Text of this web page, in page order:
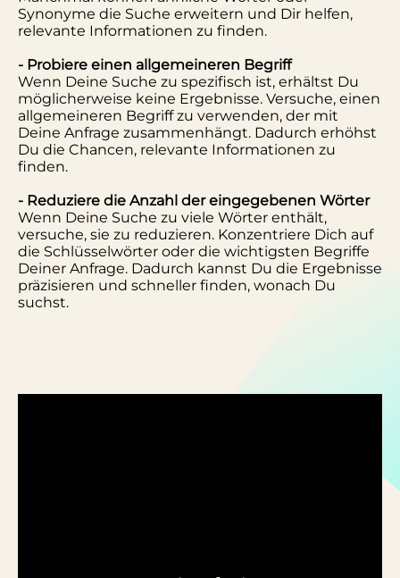
Synonyme die Suche erweitern und Dir helfen,
relevante Informationen zu finden.
- Probiere einen allgemeineren Begriff
Wenn Deine Suche zu spezifisch ist, erhältst Du
möglicherweise keine Ergebnisse. Versuche, einen
allgemeineren Begriff zu verwenden, der mit
Deine Anfrage zusammenhängt. Dadurch erhöhst
Du die Chancen, relevante Informationen zu
finden.
- Reduziere die Anzahl der eingegebenen Wörter
Wenn Deine Suche zu viele Wörter enthält,
versuche, sie zu reduzieren. Konzentriere Dich auf
die Schlüsselwörter oder die wichtigsten Begriffe
Deiner Anfrage. Dadurch kannst Du die Ergebnisse
präzisieren und schneller finden, wonach Du
suchst.